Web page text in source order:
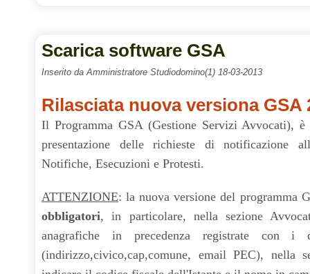
Scarica software GSA
Inserito da Amministratore Studiodomino(1) 18-03-2013
Rilasciata nuova versiona GSA
Il Programma GSA (Gestione Servizi Avvocati),
presentazione delle richieste di notificazione
Notifiche, Esecuzioni e Protesti.
ATTENZIONE: la nuova versione del programma
obbligatori, in particolare, nella sezione
anagrafiche in precedenza registrate con
(indirizzo,civico,cap,comune, email PEC), nella